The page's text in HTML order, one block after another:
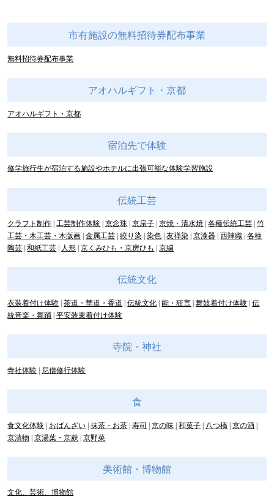
市有施設の無料招待券配布事業
無料招待券配布事業
アオハルギフト・京都
アオハルギフト・京都
宿泊先で体験
修学旅行生が宿泊する施設やホテルに出張可能な体験学習施設
伝統工芸
クラフト制作 工芸制作体験 京念珠 京扇子 京焼・清水焼 各種伝統工芸 竹
工芸・木工芸・木版画 金属工芸 絞り染 染色 友禅染 京漆器 西陣織 各種
陶芸 和紙工芸 人形 京くみひも・京房ひも 京繍
伝統文化
衣装着付け体験 茶道・華道・香道 伝統文化 能・狂言 舞妓着付け体験 伝
統音楽・舞踊 平安装束着付け体験
寺院・神社
寺社体験 尼僧修行体験
食
食文化体験 おばんざい 抹茶・お茶 寿司 京の味 和菓子 八つ橋 京の酒
京漬物
京湯葉・京麸 京野菜
美術館・博物館
文化、芸術、博物館